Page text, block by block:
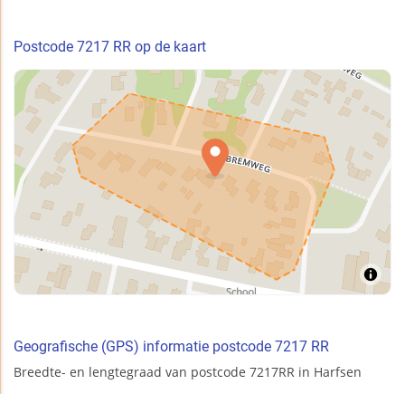
Postcode 7217 RR op de kaart
Geografische (GPS) informatie postcode 7217 RR
Breedte- en lengtegraad van postcode 7217RR in Harfsen